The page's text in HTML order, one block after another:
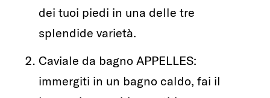
dei tuoi piedi in una delle tre
splendide varietà.
Caviale da bagno APPELLES:
immergiti in un bagno caldo, fai il